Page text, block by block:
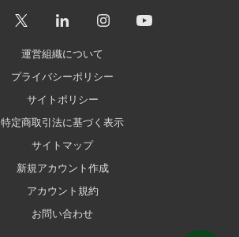
運営組織について
プライバシーポリシー
サイトポリシー
特定商取引法に基づく表示
サイトマップ
新規アカウント作成
アカウント規約
お問い合わせ